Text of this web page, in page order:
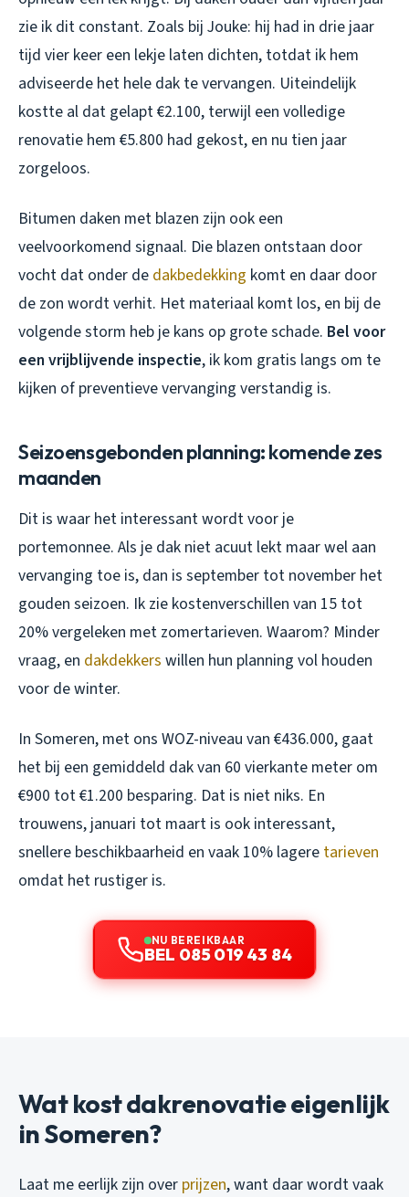
zie ik dit constant. Zoals bij Jouke: hij had in drie jaar
tijd vier keer een lekje laten dichten, totdat ik hem
adviseerde het hele dak te vervangen. Uiteindelijk
kostte al dat gelapt €2.100, terwijl een volledige
renovatie hem €5.800 had gekost, en nu tien jaar
zorgeloos.
Bitumen daken met blazen zijn ook een
veelvoorkomend signaal. Die blazen ontstaan door
vocht dat onder de dakbedekking komt en daar door
de zon wordt verhit. Het materiaal komt los, en bij de
volgende storm heb je kans op grote schade. Bel voor
een vrijblijvende inspectie, ik kom gratis langs om te
kijken of preventieve vervanging verstandig is.
Seizoensgebonden planning: komende zes
maanden
Dit is waar het interessant wordt voor je
portemonnee. Als je dak niet acuut lekt maar wel aan
vervanging toe is, dan is september tot november het
gouden seizoen. Ik zie kostenverschillen van 15 tot
20% vergeleken met zomertarieven. Waarom? Minder
vraag, en dakdekkers willen hun planning vol houden
voor de winter.
In Someren, met ons WOZ-niveau van €436.000, gaat
het bij een gemiddeld dak van 60 vierkante meter om
€900 tot €1.200 besparing. Dat is niet niks. En
trouwens, januari tot maart is ook interessant,
snellere beschikbaarheid en vaak 10% lagere tarieven
omdat het rustiger is.
NU BEREIKBAAR
BEL 085 019 43 84
Wat kost dakrenovatie eigenlijk
in Someren?
Laat me eerlijk zijn over prijzen, want daar wordt vaak